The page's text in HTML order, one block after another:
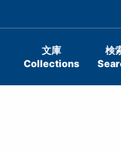
文庫
Collections
検